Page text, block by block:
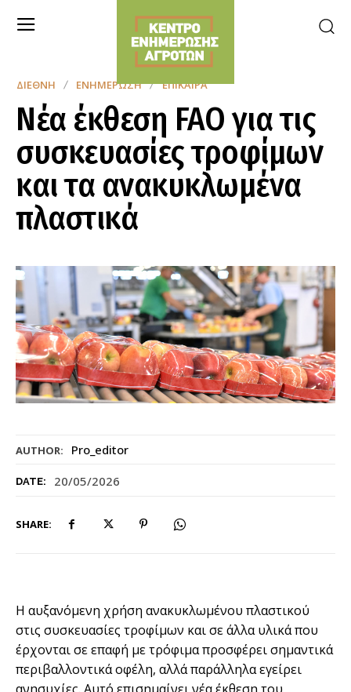
AUTHOR: Pro_editor
DATE: 20/05/2026
SHARE:
ΔΙΕΘΝΉ ΕΝΗΜΈΡΩΣΗ ΕΠΊΚΑΙΡΑ
Νέα έκθεση FAO για τις
συσκευασίες τροφίμων
και τα ανακυκλωμένα
πλαστικά
Η αυξανόμενη χρήση ανακυκλωμένου πλαστικού
στις συσκευασίες τροφίμων και σε άλλα υλικά που
έρχονται σε επαφή με τρόφιμα προσφέρει σημαντικά
περιβαλλοντικά οφέλη, αλλά παράλληλα εγείρει